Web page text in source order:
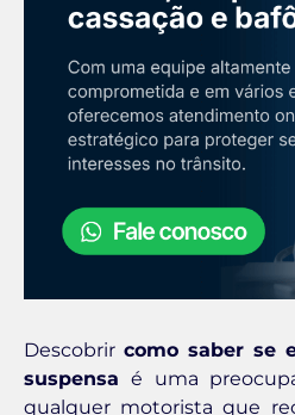
Descobrir como saber se
suspensa é uma
qualquer motorista que